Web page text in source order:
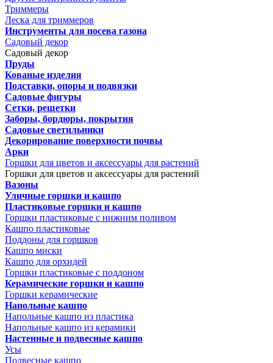
Триммеры
Леска для триммеров
Инструменты для посева газона
Садовый декор
Садовый декор
Пруды
Кованые изделия
Подставки, опоры и подвязки
Садовые фигуры
Сетки, решетки
Заборы, бордюры, покрытия
Садовые светильники
Декорирование поверхности почвы
Арки
Горшки для цветов и аксессуары для растений
Горшки для цветов и аксессуары для растений
Вазоны
Уличные горшки и кашпо
Пластиковые горшки и кашпо
Горшки пластиковые с нижним поливом
Кашпо пластиковые
Поддоны для горшков
Кашпо миски
Кашпо для орхидей
Горшки пластиковые с поддоном
Керамические горшки и кашпо
Горшки керамические
Напольные кашпо
Напольные кашпо из пластика
Напольные кашпо из керамики
Настенные и подвесные кашпо
Усы
Подвесные кашпо